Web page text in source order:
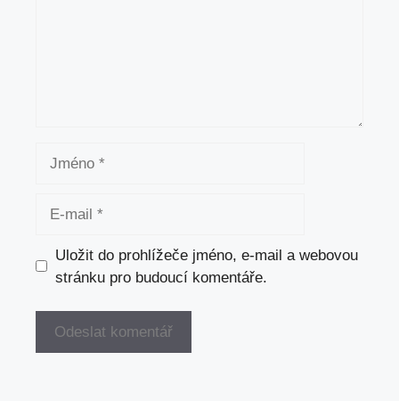
Jméno
Uložit do prohlížeče jméno, e-mail a webovou
stránku pro budoucí komentáře.